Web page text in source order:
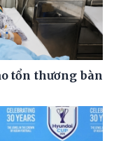
tổn thương bàn